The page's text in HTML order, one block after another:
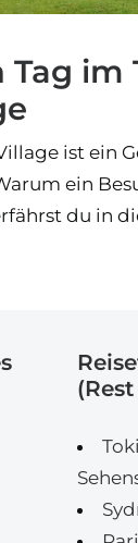
Tag im
ist ein
ein
du in